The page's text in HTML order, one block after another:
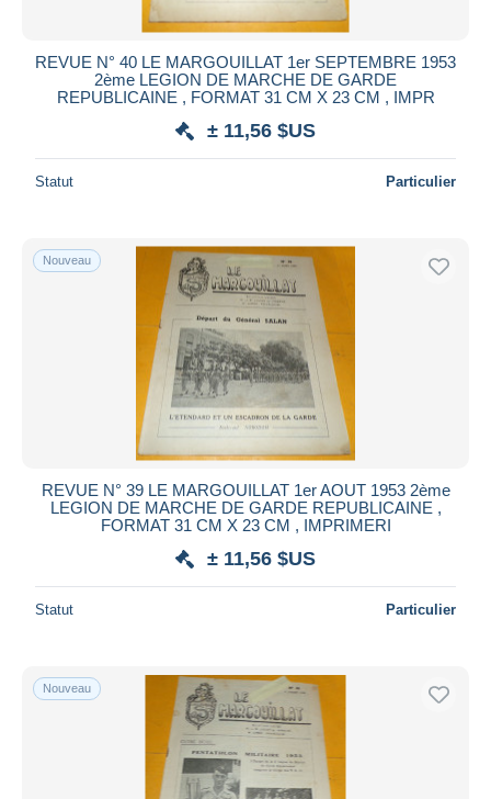
REVUE N° 40 LE MARGOUILLAT 1er SEPTEMBRE 1953
2ème LEGION DE MARCHE DE GARDE
REPUBLICAINE , FORMAT 31 CM X 23 CM , IMPR
± 11,56 $US
Statut Particulier
Nouveau
REVUE N° 39 LE MARGOUILLAT 1er AOUT 1953 2ème
LEGION DE MARCHE DE GARDE REPUBLICAINE ,
FORMAT 31 CM X 23 CM , IMPRIMERI
± 11,56 $US
Statut Particulier
Nouveau